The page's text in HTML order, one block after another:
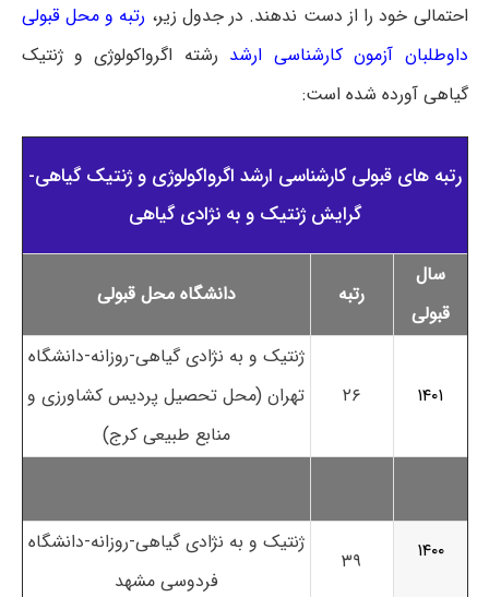
احتمالی خود را از دست ندهند. در جدول زیر، رتبه و محل قبولی
داوطلبان آزمون کارشناسی ارشد رشته اﮔﺮواﻛﻮﻟﻮژی و ژنتیک
ﮔﻴﺎهی آورده شده است:
رتبه های قبولی کارشناسی ارشد اﮔﺮواﻛﻮﻟﻮژی و ژنتیک ﮔﻴﺎهی-
گرایش ژنتیک و به نژادی گیاهی
سال
قبولی
رتبه دانشگاه محل قبولی
۱۴۰۱ ۲۶
ژنتیک و به نژادی گیاهی-روزانه-دانشگاه
تهران (محل تحصیل پردیس کشاورزی و
منابع طبیعی کرج)
۱۴۰۰ ۳۹
ژنتیک و به نژادی گیاهی-روزانه-دانشگاه
فردوسی مشهد